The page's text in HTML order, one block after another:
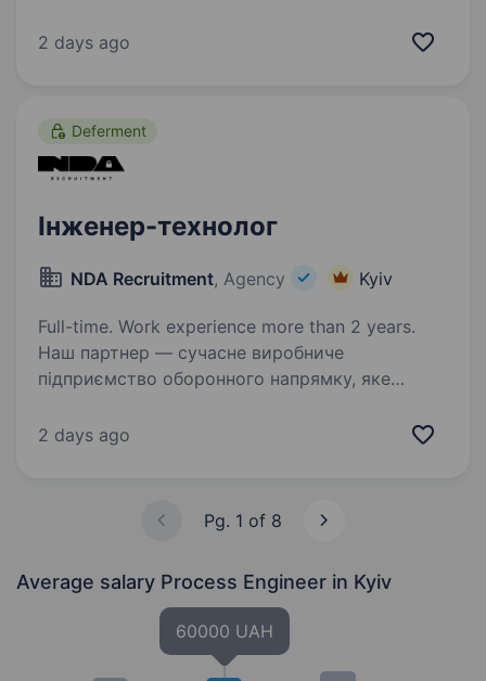
для оборонної промисловості, створюючи
2 days ago
Deferment
Інженер-технолог
NDA Recruitment, Agency Kyiv
Full-time. Work experience more than 2 years.
Наш партнер — сучасне виробниче
підприємство оборонного напрямку, яке
стандарти якості та безперервне
2 days ago
Pg. 1 of 8
Average salary Process Engineer in Kyiv
60000 UAH